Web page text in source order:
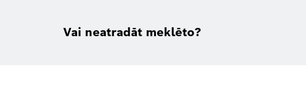
Vai neatradāt meklēto?